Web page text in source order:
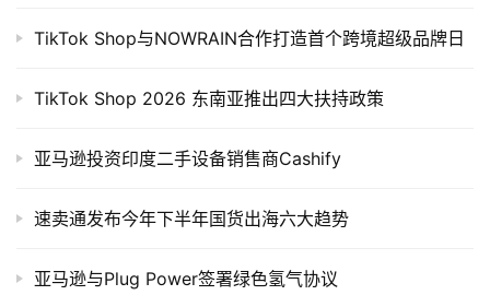
TikTok Shop与NOWRAIN合作打造首个跨境超级品牌日
TikTok Shop 2026 东南亚推出四大扶持政策
亚马逊投资印度二手设备销售商Cashify
速卖通发布今年下半年国货出海六大趋势
亚马逊与Plug Power签署绿色氢气协议